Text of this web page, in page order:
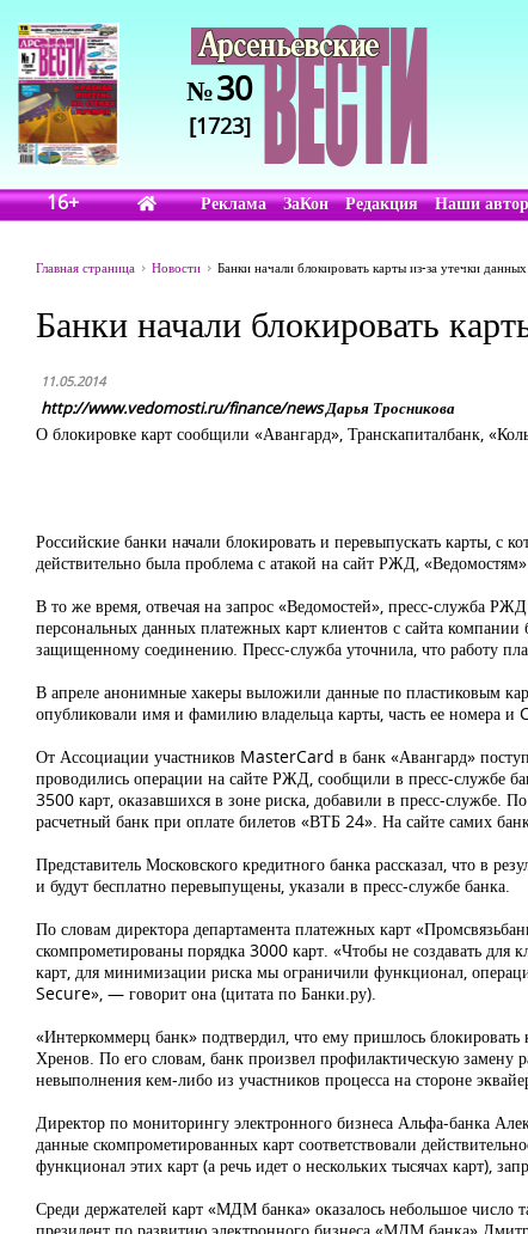
№30
[1723]
16+ Реклама ЗаКон Редакция Наши
Главная страница Новости Банки начали блокировать карты из-за утечки
Банки начали блокировать
11.05.2014
http://www.vedomosti.ru/finance/news Дарья Тросникова
О блокировке карт сообщили «Авангард», Транскапиталбанк,
Российские банки начали блокировать и перевыпускать карты,
действительно была проблема с атакой на сайт РЖД,
В то же время, отвечая на запрос «Ведомостей», пресс-служба
персональных данных платежных карт клиентов с сайта
защищенному соединению. Пресс-служба уточнила, что работу
В апреле анонимные хакеры выложили данные по пластиковым
опубликовали имя и фамилию владельца карты, часть ее номера и
От Ассоциации участников MasterCard в банк «Авангард»
проводились операции на сайте РЖД, сообщили в пресс-службе
3500 карт, оказавшихся в зоне риска, добавили в пресс-службе.
расчетный банк при оплате билетов «ВТБ 24». На сайте самих
Представитель Московского кредитного банка рассказал, что в
и будут бесплатно перевыпущены, указали в пресс-службе банка.
По словам директора департамента платежных карт
скомпрометированы порядка 3000 карт. «Чтобы не создавать для
карт, для минимизации риска мы ограничили функционал,
Secure», — говорит она (цитата по Банки.ру).
«Интеркоммерц банк» подтвердил, что ему пришлось
Хренов. По его словам, банк произвел профилактическую
невыполнения кем-либо из участников процесса на стороне
Директор по мониторингу электронного бизнеса Альфа-банка
данные скомпрометированных карт соответствовали
функционал этих карт (а речь идет о нескольких тысячах карт),
Среди держателей карт «МДМ банка» оказалось небольшое